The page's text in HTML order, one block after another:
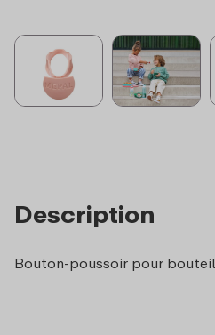
Description
Bouton-poussoir pour